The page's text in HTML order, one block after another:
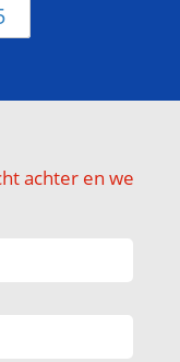
achter en we